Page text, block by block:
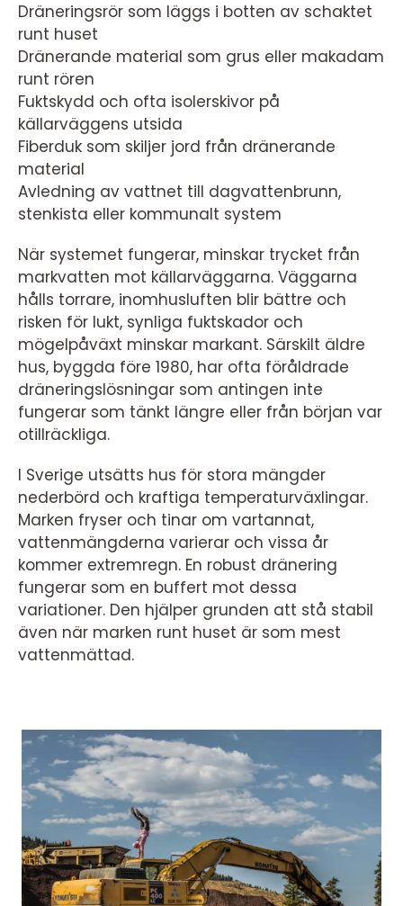
Dräneringsrör som läggs i botten av schaktet
runt huset
Dränerande material som grus eller makadam
runt rören
Fuktskydd och ofta isolerskivor på
källarväggens utsida
Fiberduk som skiljer jord från dränerande
material
Avledning av vattnet till dagvattenbrunn,
stenkista eller kommunalt system
När systemet fungerar, minskar trycket från
markvatten mot källarväggarna. Väggarna
hålls torrare, inomhusluften blir bättre och
risken för lukt, synliga fuktskador och
mögelpåväxt minskar markant. Särskilt äldre
hus, byggda före 1980, har ofta föråldrade
dräneringslösningar som antingen inte
fungerar som tänkt längre eller från början var
otillräckliga.
I Sverige utsätts hus för stora mängder
nederbörd och kraftiga temperaturväxlingar.
Marken fryser och tinar om vartannat,
vattenmängderna varierar och vissa år
kommer extremregn. En robust dränering
fungerar som en buffert mot dessa
variationer. Den hjälper grunden att stå stabil
även när marken runt huset är som mest
vattenmättad.